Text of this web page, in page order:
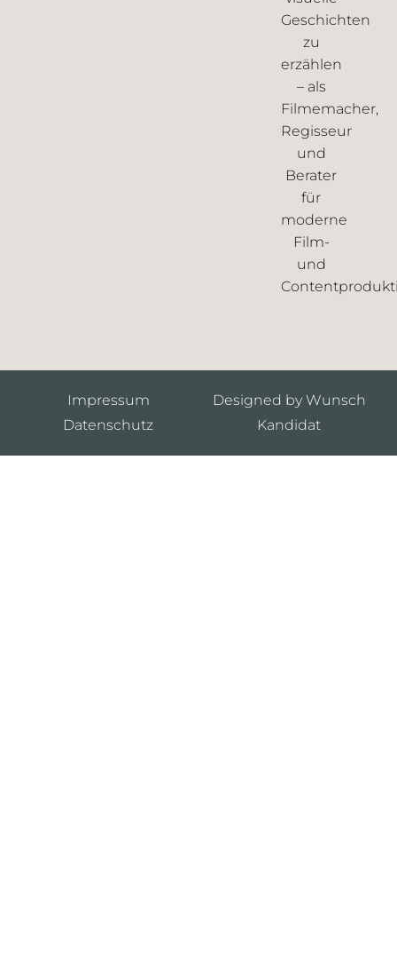
Geschichten
zu
erzählen
– als
Filmemacher,
Regisseur
und
Berater
für
moderne
Film-
und
Impressum
Datenschutz
Designed by Wunsch
Kandidat